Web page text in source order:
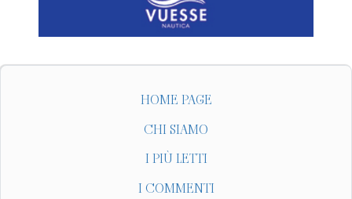
HOME PAGE
CHI SIAMO
I PIÙ LETTI
I COMMENTI